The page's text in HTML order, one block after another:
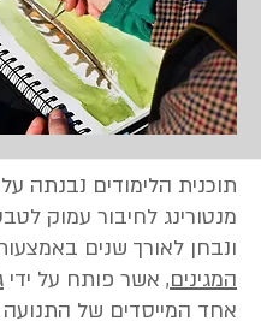
תוכנית הלימודים נבנתה
מנטורינג לחיבור עמוק
ונבחן לאורך שנים
המגינים, אשר פותח על ידי
אחד המייסדים של התנועה